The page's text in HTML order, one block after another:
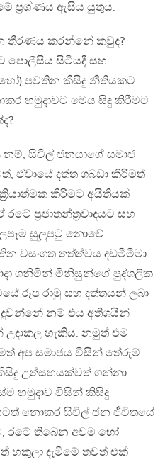
මේ ප්‍රශ්ණය ඇසිය යුතුය.
තීරණය කරන්නේ කවුද?
පොලීසිය සිටියදී සහ
හෝ) පවතින කිසිදු නීතියකට
හමුදාවට මෙය සිදු කිරීමට
සිවිල් ජනයාගේ සමාජ
ඒවායේ දත්ත ගබඩා කිරීමත්
කිරීමට අයිතියක්
ප්‍රජාතන්ත්‍රවාදයට සහ
සුලුපටු නොවේ.
වසංගත තත්ත්වය දඩමීමීමා
ගනිමින් මිනිසුන්ගේ පුද්ගලික
රූප රාමු සහ දත්තයන් ලබා
නම් එය අතිශයින්
හැකිය. නමුත් එම
අප සමාජය විසින් තේරුම්
උත්සහයක්වත් ගන්නා
හමුදාව විසින් කිසිදු
නොකර සිවිල් ජන ජීවිතයේ
රටේ තිබෙන අවම හෝ
හකුලා දැමීමේ තවත් එක්